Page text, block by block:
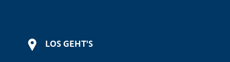
LOS GEHT'S